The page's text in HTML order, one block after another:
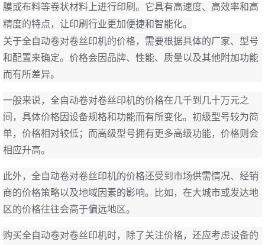
膜或布料等卷状材料上进行印刷。它具有高速度、高效率和高
精度的特点，让印刷行业更加便捷和智能化。
关于全自动卷对卷丝印机的价格，需要根据具体的厂家、型号
和配置来确定。价格会因品牌、性能、质量以及其他附加功能
而有所差异。
一般来说，全自动卷对卷丝印机的价格在几千到几十万元之
间，具体价格因设备规格和功能而有所变化。初级型号较为简
单，价格相对较低；而高级型号拥有更多高级功能，价格则会
相应升高。
此外，全自动卷对卷丝印机的价格还受到市场供需情况、经销
商的价格策略以及地域因素的影响。比如，在大城市或发达地
区的价格往往会高于偏远地区。
购买全自动卷对卷丝印机时，除了关注价格，还应考虑设备的